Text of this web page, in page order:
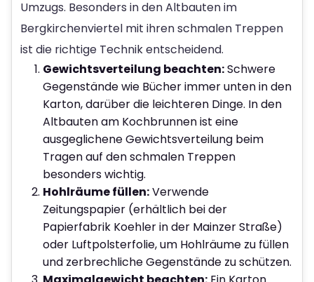
Umzugs. Besonders in den Altbauten im
Bergkirchenviertel mit ihren schmalen Treppen
ist die richtige Technik entscheidend.
Gewichtsverteilung beachten:Schwere
Gegenstände wie Bücher immer unten in den
Karton, darüber die leichteren Dinge. In den
Altbauten am Kochbrunnen ist eine
ausgeglichene Gewichtsverteilung beim
Tragen auf den schmalen Treppen
besonders wichtig.
Hohlräume füllen:Verwende
Zeitungspapier (erhältlich bei der
Papierfabrik Koehler in der Mainzer Straße)
oder Luftpolsterfolie, um Hohlräume zu füllen
und zerbrechliche Gegenstände zu schützen.